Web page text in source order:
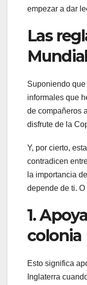
empezar a dar
Las
Mundial
Suponiendo
informales que
de compañeros
disfrute de la
Y, por cierto,
contradicen
la importancia
depende de ti.
1.
colonia
Esto significa
Inglaterra